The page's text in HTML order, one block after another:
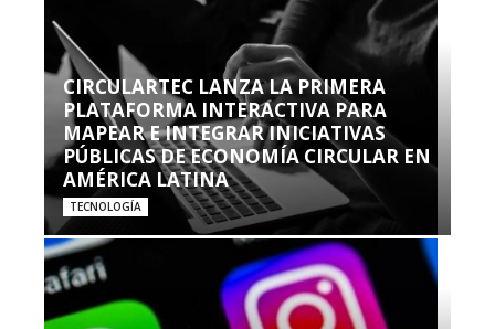
CIRCULARTEC LANZA LA PRIMERA
PLATAFORMA INTERACTIVA PARA
MAPEAR E INTEGRAR INICIATIVAS
PÚBLICAS DE ECONOMÍA CIRCULAR EN
AMÉRICA LATINA
TECNOLOGÍA